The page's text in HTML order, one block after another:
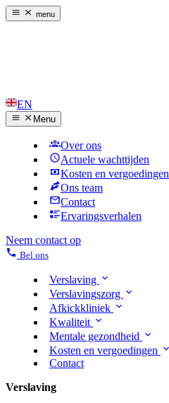
menu
EN
Menu
Over ons
Actuele wachttijden
Kosten en vergoedingen
Ons team
Contact
Ervaringsverhalen
Neem contact op
Bel ons
Verslaving
Verslavingszorg
Afkickkliniek
Kwaliteit
Mentale gezondheid
Kosten en vergoedingen
Contact
Verslaving